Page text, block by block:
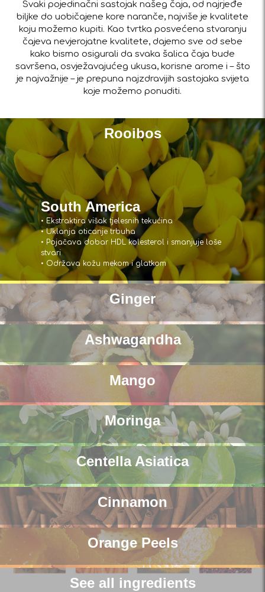
Svaki pojedinačni sastojak našeg čaja, od najrjeđe
biljke do uobičajene kore naranče, najviše je kvalitete
koju možemo kupiti. Kao tvrtka posvećena stvaranju
čajeva nevjerojatne kvalitete, dajemo sve od sebe
kako bismo osigurali da svaka šalica čaja bude
savršena, osvježavajućeg ukusa, korisne arome i – što
je najvažnije – je prepuna najzdravijih sastojaka svijeta
koje možemo ponuditi.
Rooibos
South America
• Ekstraktira višak tjelesnih tekućina
• Uklanja oticanje trbuha
• Pojačava dobar HDL kolesterol i smanjuje loše
stvari
• Održava kožu mekom i glatkom
Ginger
Ashwagandha
Mango
Moringa
Centella Asiatica
Cinnamon
Orange Peels
See all ingredients